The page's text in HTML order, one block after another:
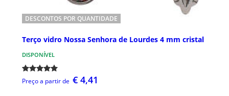
DESCONTOS POR QUANTIDADE
Terço vidro Nossa Senhora de Lourdes 4 mm cristal
DISPONÍVEL
Preço a partir de € 4,41